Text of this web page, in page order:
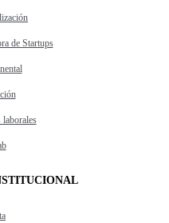
de Startups